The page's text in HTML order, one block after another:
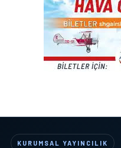
KURUMSAL YAYINCILIK